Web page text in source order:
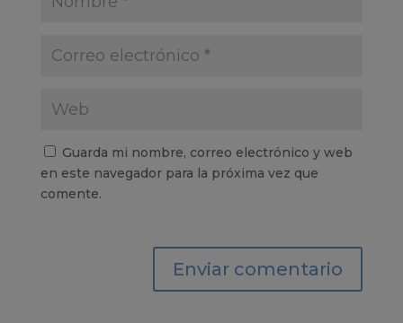
Guarda mi nombre, correo electrónico y web
en este navegador para la próxima vez que
comente.